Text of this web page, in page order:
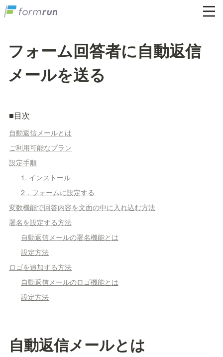
フォーム回答者に自動返信
メールを送る
■目次
自動返信メールとは
ご利用可能なプラン
設定手順
1. インストール
2．フォームに設定する
変数機能で回答内容を文面の中に入れ込む方法
署名を設定する方法
自動返信メールの署名機能とは
設定方法
ロゴを追加する方法
自動返信メールのロゴ機能とは
設定方法
自動返信メールとは